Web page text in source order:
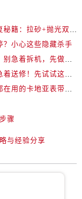
卡地亚划痕修复秘籍：拉砂+抛光双工艺还原如新
？小心这些隐藏杀手
卡地亚走快了？别急着拆机，先做这一步
卡地亚走慢别急着送修！先试试这些方法
真正懂表的人都在用的卡地亚表带调节技巧
骤
与经验分享